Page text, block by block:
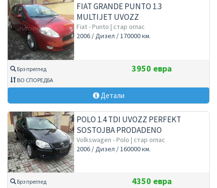
FIAT GRANDE PUNTO 1.3
MULTIJET UVOZZ
Fiat - Punto | стар оглас
2006 / Дизел / 170000 км.
Брз преглед
ВО СПОРЕДБА
3950 евра
Детали
POLO 1.4 TDI UVOZZ PERFEKT
SOSTOJBA PRODADENO
Volkswagen - Polo | стар оглас
2006 / Дизел / 160000 км.
Брз преглед 4350 евра